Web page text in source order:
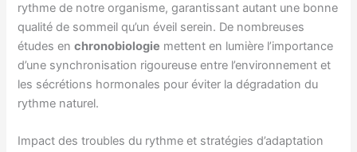
rythme de notre organisme, garantissant autant une bonne
qualité de sommeil qu’un éveil serein. De nombreuses
études enchronobiologie mettent en lumière l’importance
d’une synchronisation rigoureuse entre l’environnement et
les sécrétions hormonales pour éviter la dégradation du
rythme naturel.
Impact des troubles du rythme et stratégies d’adaptation